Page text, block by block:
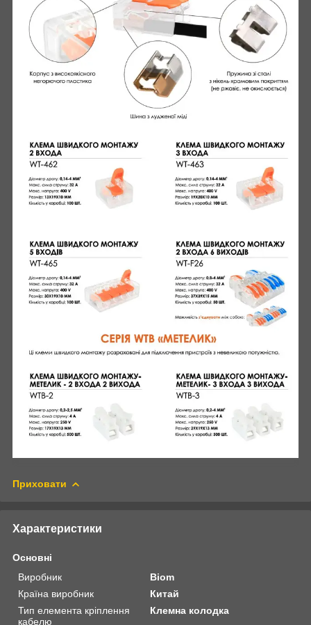
Приховати
Характеристики
Основні
Виробник
Biom
Країна виробник
Китай
Тип елемента кріплення
кабелю
Клемна колодка